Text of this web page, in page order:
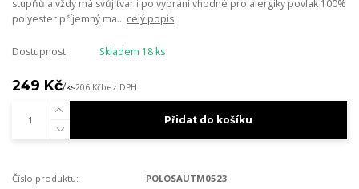
stupňů a vždy má svůj tvar i po vyprání vhodné pro alergiky povlak 100%
polyester příjemný ma... celý popis
Dostupnost Skladem 18 ks
249 Kč/ks206 Kčbez DPH
Přidat do košíku
Číslo produktu: POLOSAUTM0523